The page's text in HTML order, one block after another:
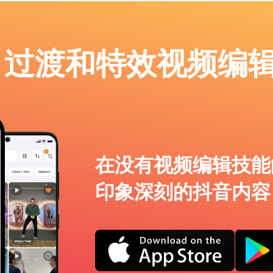
渡和特效视频编
在没有视频编辑技
印象深刻的抖音内